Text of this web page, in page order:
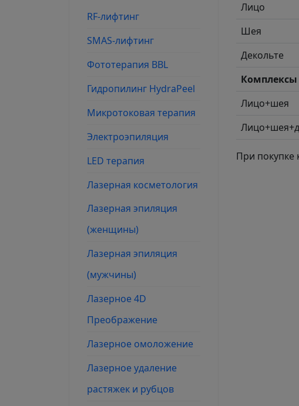
RF-лифтинг
SMAS-лифтинг
Фототерапия BBL
Гидро­пилинг HydraPeel
Микро­токовая терапия
Электроэпиляция
LED терапия
Лазерная косметология
Лазерная эпиляция
(женщины)
Лазерная эпиляция
(мужчины)
Лазерное 4D
Преображение
Лазерное омоложение
Лазерное удаление
растяжек и рубцов
Лицо
Шея
Декольте
Комплексы
Лицо+шея
При покупке